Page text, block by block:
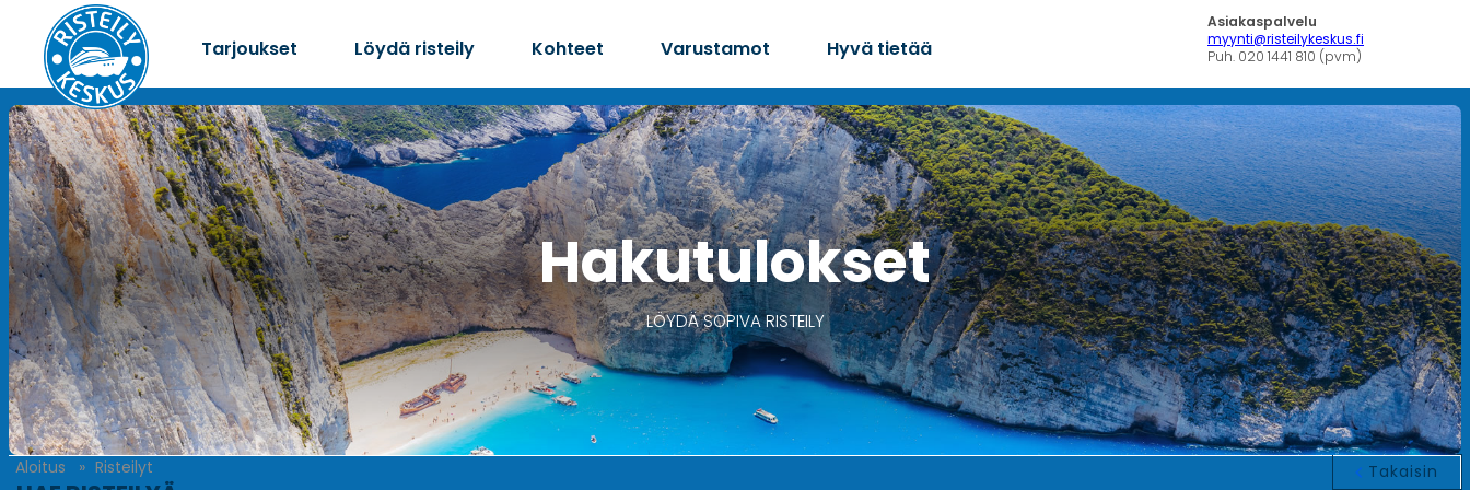
Tarjoukset Löydä risteily Kohteet Varustamot Hyvä tietää
Asiakaspalvelu
myynti@risteilykeskus.fi
Puh. 020 1441 810 (pvm)
Hakutulokset
LÖYDÄ SOPIVA RISTEILY
Takaisin
Aloitus Risteilyt